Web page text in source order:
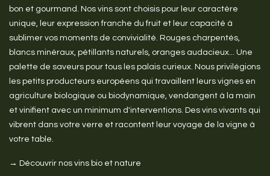
bon et gourmand. Nos vins sont choisis pour leur caractère
unique, leur expression franche du fruit et leur capacité à
sublimer vos moments de convivialité. Rouges charpentés,
blancs minéraux, pétillants naturels, oranges audacieux... Une
palette de saveurs pour tous les palais curieux. Nous privilégions
les petits producteurs européens qui travaillent leurs vignes en
agriculture biologique ou biodynamique, vendangent à la main
et vinifient avec un minimum d'interventions. Des vins vivants qui
vibrent dans votre verre et racontent leur voyage de la vigne à
votre table.
→ Découvrir nos vins bio et nature